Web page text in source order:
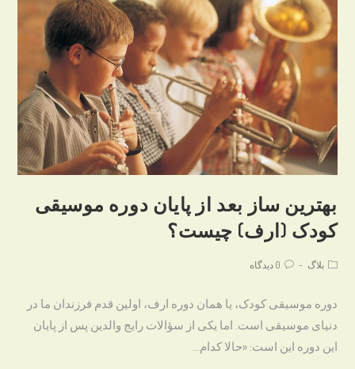
بهترین ساز بعد از پایان دوره موسیقی
کودک (ارف) چیست؟
Postبلاگ
Post0 دیدگاه
دوره موسیقی کودک، یا همان دوره ارف، اولین قدم فرزندان ما در
دنیای موسیقی است. اما یکی از سؤالات رایج والدین پس از پایان
این دوره این است: «حالا کدام…